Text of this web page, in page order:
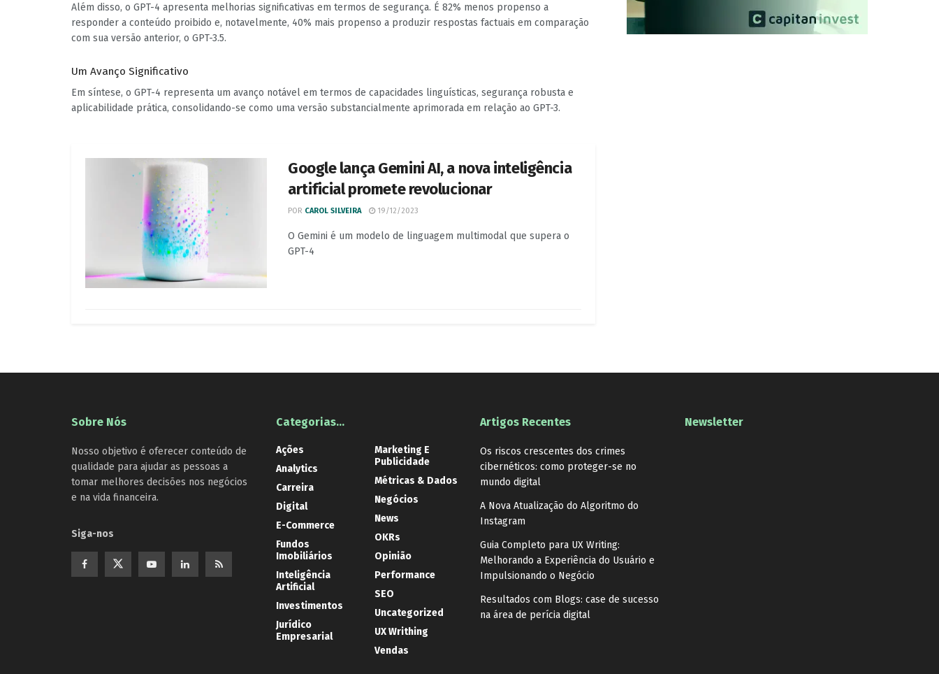
Além disso, o GPT-4 apresenta melhorias significativas em termos de segurança. É 82% menos propenso a
responder a conteúdo proibido e, notavelmente, 40% mais propenso a produzir respostas factuais em comparação
com sua versão anterior, o GPT-3.5.
Um Avanço Significativo
Em síntese, o GPT-4 representa um avanço notável em termos de capacidades linguísticas, segurança robusta e
aplicabilidade prática, consolidando-se como uma versão substancialmente aprimorada em relação ao GPT-3.
Google lança Gemini AI, a nova inteligência
artificial promete revolucionar
POR CAROL SILVEIRA 19/12/2023
O Gemini é um modelo de linguagem multimodal que supera o
GPT-4
Sobre Nós
Nosso objetivo é oferecer conteúdo de
qualidade para ajudar as pessoas a
tomar melhores decisões nos negócios
e na vida financeira.
Siga-nos
Categorias…
Ações
Analytics
Carreira
Digital
E-Commerce
Fundos
Imobiliários
Inteligência
Artificial
Investimentos
Jurídico
Empresarial
Marketing E
Publicidade
Métricas & Dados
Negócios
News
OKRs
Opinião
Performance
SEO
Uncategorized
UX Writhing
Vendas
Artigos Recentes
Os riscos crescentes dos crimes
cibernéticos: como proteger-se no
mundo digital
A Nova Atualização do Algoritmo do
Instagram
Guia Completo para UX Writing:
Melhorando a Experiência do Usuário e
Impulsionando o Negócio
Resultados com Blogs: case de sucesso
na área de perícia digital
Newsletter